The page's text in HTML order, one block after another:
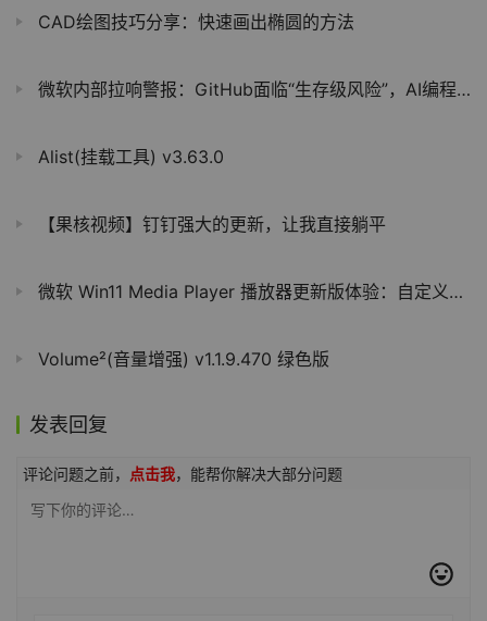
CAD绘图技巧分享：快速画出椭圆的方法
微软内部拉响警报：GitHub面临“生存级风险”，AI编程工具正重塑开发底座
Alist(挂载工具) v3.63.0
【果核视频】钉钉强大的更新，让我直接躺平
微软 Win11 Media Player 播放器更新版体验：自定义颜色，视频增强
Volume²(音量增强) v1.1.9.470 绿色版
发表回复
评论问题之前， 点击我，能帮你解决大部分问题